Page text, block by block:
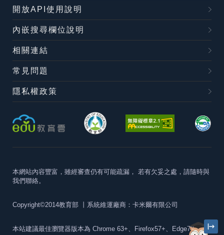
開放API使用說明
內嵌搜尋欄位說明
相關連結
常見問題
隱私權政策
本網站內容豐富，雖經審查仍有可能疏漏， 若有欠妥之處，請隨時與
我們聯絡。
Copyright©2014教育部 丨系統維運廠商：卡米爾有限公司
本站建議最佳瀏覽器版本為 Chrome 63+、Firefox57+、Edge79+及